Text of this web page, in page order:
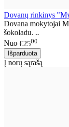
Dovanų rinkinys
Dovana mokytojai
šokoladu. ..
Nuo €2500
Į norų sąrašą